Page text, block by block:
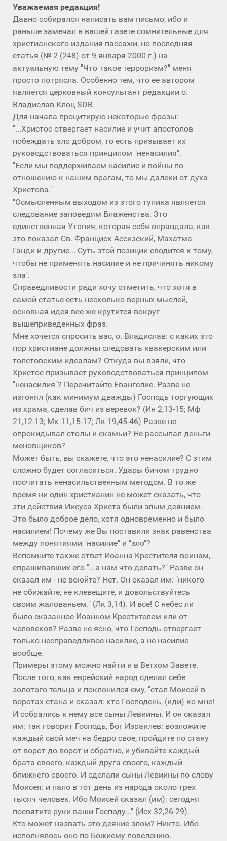
Уважаемая редакция!
Давно собирался написать вам письмо, ибо и
раньше замечал в вашей газете сомнительные для
христианского издания пассажи, но последняя
статья (№ 2 (248) от 9 января 2000 г.) на
актуальную тему "Что такое терроризм?" меня
просто потрясла. Особенно тем, что ее автором
является церковный консультант редакции о.
Владислав Клоц SDВ.
Для начала процитирую некоторые фразы:
"...Христос отвергает насилие и учит апостолов
побеждать зло добром, то есть призывает их
руководствоваться принципом "ненасилия".
"Если мы поддерживаем насилие и войны по
отношению к нашим врагам, то мы далеки от духа
Христова."
"Осмысленным выходом из зтого тупика является
следование заповедям Блаженства. Зто
единственная Утопия, которая себя оправдала, как
зто показал Св. Франциск Ассизский, Махатма
Ганди и другие... Суть зтой позиции сводится к тому,
чтобы не применять насилие и не причинять никому
зла".
Справедливости ради хочу отметить, что хотя в
самой статье есть несколько верных мыслей,
основная идея все же крутится вокруг
вышеприведенных фраз.
Мне хочется спросить вас, о. Владислав: с каких зто
пор христиане должны следовать квакерским или
толстовским идеалам? Откуда вы взяли, что
Христос призывает руководствоваться принципом
"ненасилия"? Перечитайте Евангелие. Разве не
изгонял (как минимум дважды) Господь торгующих
из храма, сделав бич из веревок? (Ин 2,13-15; Мф
21,12-13; Мк 11,15-17; Лк 19,45-46) Разве не
опрокидывал столы и скамьи? Не рассыпал деньги
меновщиков?
Может быть, вы скажете, что это ненасилие? С зтим
сложно будет согласиться. Удары бичом трудно
посчитать ненасильственным методом. В то же
время ни один христианин не может сказать, что
зти действия Иисуса Христа были злым деянием.
Зто было доброе дело, хотя одновременно и было
насилием! Почему же Вы поставили знак равенства
между понятиями "насилие" и "зло"?
Вспомните также ответ Иоанна Крестителя воинам,
спрашивавших его "...а нам что делать?" Разве он
сказал им - не воюйте? Нет. Он сказал им: "никого
не обижайте, не клевещите, и довольствуйтесь
своим жалованьем." (Лк 3,14). И все! С небес ли
было сказанное Иоанном Крестителем или от
человеков? Разве не ясно, что Господь отвергает
только несправедливое насилие, а не насилие
вообще.
Примеры этому можно найти и в Ветхом Завете.
После того, как еврейский народ сделал себе
золотого тельца и поклонился ему, "стал Моисей в
воротах стана и сказал: кто Господень, (иди) ко мне!
И собрались к нему все сыны Левиины. И он сказал
им: так говорит Господь, Бог Израилев: возложите
каждый свой меч на бедро свое, пройдите по стану
от ворот до ворот и обратно, и убивайте каждый
брата своего, каждый друга своего, каждый
ближнего своего. И сделали сыны Левиины по слову
Моисея: и пало в тот день из народа около трех
тысяч человек. Ибо Моисей сказал (им): сегодня
посвятите руки ваши Господу..." (Исх 32,26-29).
Кто может назвать это деяние злом? Никто. Ибо
исполнялось оно по Божиему повелению.